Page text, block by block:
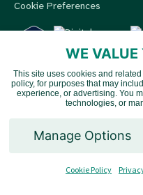
Cookie Preferences
© 2026 MedBox by
AmeriPharma旗下公司。
WE VALUE
This site uses cookies and
policy, for purposes that may
experience, or advertising. You
technologies, or
Manage Options
Cookie Policy